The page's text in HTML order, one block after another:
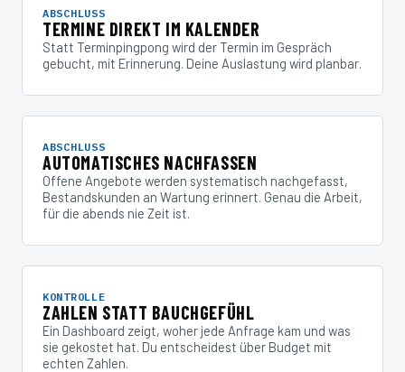
ABSCHLUSS
TERMINE DIREKT IM KALENDER
Statt Terminpingpong wird der Termin im Gespräch
gebucht, mit Erinnerung. Deine Auslastung wird planbar.
ABSCHLUSS
AUTOMATISCHES NACHFASSEN
Offene Angebote werden systematisch nachgefasst,
Bestandskunden an Wartung erinnert. Genau die Arbeit,
für die abends nie Zeit ist.
KONTROLLE
ZAHLEN STATT BAUCHGEFÜHL
Ein Dashboard zeigt, woher jede Anfrage kam und was
sie gekostet hat. Du entscheidest über Budget mit
echten Zahlen.